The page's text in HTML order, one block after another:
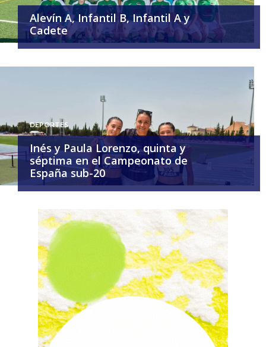
Alevín A, Infantil B, Infantil A y
Cadete
DEPORTES
Inés y Paula Lorenzo, quinta y
séptima en el Campeonato de
España sub-20